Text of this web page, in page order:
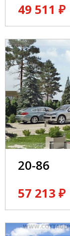
49 511 ₽
20-86
57 213 ₽